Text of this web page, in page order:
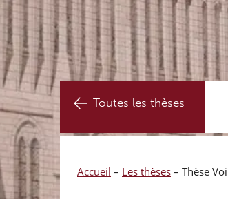
Toutes les thèses
Accueil – Les thèses – Thèse